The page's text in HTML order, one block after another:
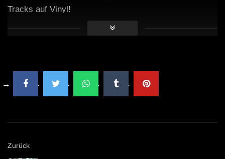
Tracks auf Vinyl!
Zurück